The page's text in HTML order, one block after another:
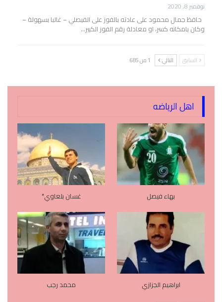
نوفمبر 8, 2020
حافظ جمال محمود على عادته بالفوز على الفيصلي – غالبا بسهولة –
وكان بامكانه كسر، او معادلة رقم الفوز الكبير…
السابق التالي 1 من 685
اهل الرياضه
بهاء فيصل غسان بلعاوي*
ابراهيم الجزازي محمد رجب